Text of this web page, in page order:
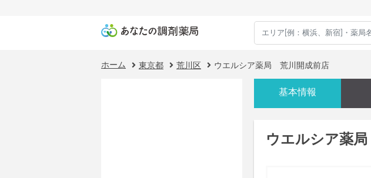
ホーム 東京都 荒川区 ウエルシア薬局 荒川開成前店
基本情報
ウエルシア薬